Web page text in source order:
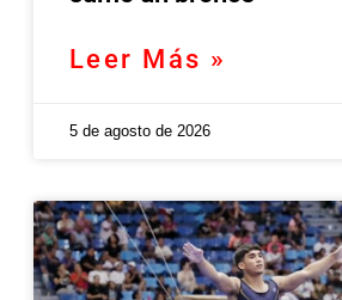
Leer Más »
5 de agosto de 2026